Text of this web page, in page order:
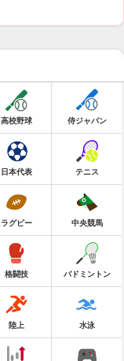
高校野球 侍ジャパン
日本代表 テニス
ラグビー 中央競馬
格闘技 バドミントン
陸上 水泳